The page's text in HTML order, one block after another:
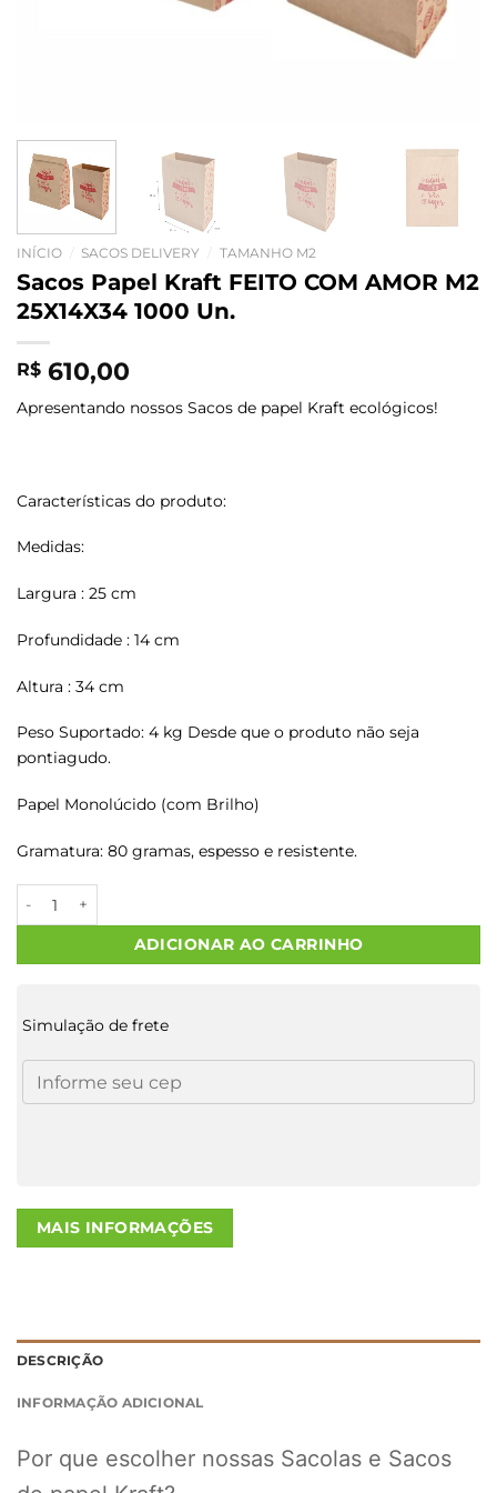
INÍCIO SACOS DELIVERY TAMANHO M2
Sacos Papel Kraft FEITO COM AMOR M2
25X14X34 1000 Un.
R$ 610,00
Apresentando nossos Sacos de papel Kraft ecológicos!
Características do produto:
Medidas:
Largura : 25 cm
Profundidade : 14 cm
Altura : 34 cm
Peso Suportado: 4 kg Desde que o produto não seja
pontiagudo.
Papel Monolúcido (com Brilho)
Gramatura: 80 gramas, espesso e resistente.
ADICIONAR AO CARRINHO
Simulação de frete
MAIS INFORMAÇÕES
DESCRIÇÃO
INFORMAÇÃO ADICIONAL
Por que escolher nossas Sacolas e Sacos